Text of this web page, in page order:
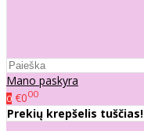
Mano paskyra
0 €000
Prekių krepšelis tuščias!